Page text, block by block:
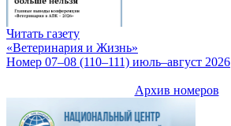
Читать газету
«Ветеринария и Жизнь»
Номер 07–08 (110–111) июль–август 2026
Архив номеров